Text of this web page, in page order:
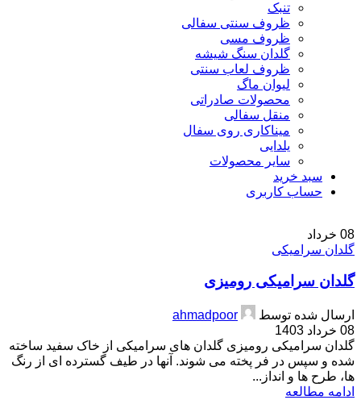
تنبک
ظروف سنتی سفالی
ظروف مسی
گلدان سنگ شیشه
ظروف لعاب سنتی
لیوان ماگ
محصولات صادراتی
منقل سفالی
میناکاری روی سفال
یلدایی
سایر محصولات
سبد خرید
حساب کاربری
08 خرداد
گلدان سرامیکی
گلدان سرامیکی رومیزی
ارسال شده توسط
ahmadpoor
08 خرداد 1403
گلدان سرامیکی رومیزی گلدان های سرامیکی از خاک سفید ساخته
شده و سپس در فر پخته می شوند. آنها در طیف گسترده ای از رنگ
ها، طرح ها و انداز...
ادامه مطالعه